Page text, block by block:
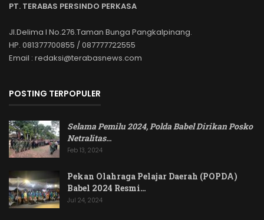
PT. TERABAS PERSINDO PERKASA
Jl.Delima I No.276.Taman Bunga Pangkalpinang.
HP. 081377700855 / 087777722555
Email : redaksi@terabasnews.com
POSTING TERPOPULER
Selama Pemilu 2024, Polda Babel Dirikan Posko
Netralitas…
Feb 13, 2024
Pekan Olahraga Pelajar Daerah (POPDA)
Babel 2024 Resmi…
Jul 24, 2024